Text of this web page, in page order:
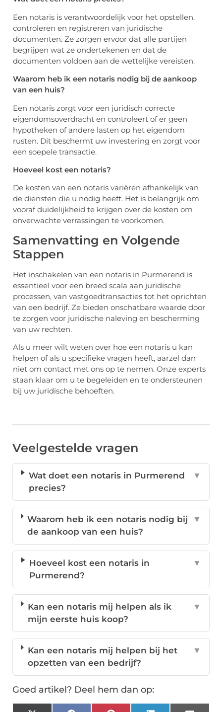
Een notaris is verantwoordelijk voor het opstellen,
controleren en registreren van juridische
documenten. Ze zorgen ervoor dat alle partijen
begrijpen wat ze ondertekenen en dat de
documenten voldoen aan de wettelijke vereisten.
Waarom heb ik een notaris nodig bij de aankoop
van een huis?
Een notaris zorgt voor een juridisch correcte
eigendomsoverdracht en controleert of er geen
hypotheken of andere lasten op het eigendom
rusten. Dit beschermt uw investering en zorgt voor
een soepele transactie.
Hoeveel kost een notaris?
De kosten van een notaris variëren afhankelijk van
de diensten die u nodig heeft. Het is belangrijk om
vooraf duidelijkheid te krijgen over de kosten om
onverwachte verrassingen te voorkomen.
Samenvatting en Volgende
Stappen
Het inschakelen van een notaris in Purmerend is
essentieel voor een breed scala aan juridische
processen, van vastgoedtransacties tot het oprichten
van een bedrijf. Ze bieden onschatbare waarde door
te zorgen voor juridische naleving en bescherming
van uw rechten.
Als u meer wilt weten over hoe een notaris u kan
helpen of als u specifieke vragen heeft, aarzel dan
niet om contact met ons op te nemen. Onze experts
staan klaar om u te begeleiden en te ondersteunen
bij uw juridische behoeften.
Veelgestelde vragen
Wat doet een notaris in Purmerend
precies?
▼
Waarom heb ik een notaris nodig bij
de aankoop van een huis?
▼
Hoeveel kost een notaris in
Purmerend?
▼
Kan een notaris mij helpen als ik
mijn eerste huis koop?
▼
Kan een notaris mij helpen bij het
opzetten van een bedrijf?
▼
Goed artikel? Deel hem dan op: